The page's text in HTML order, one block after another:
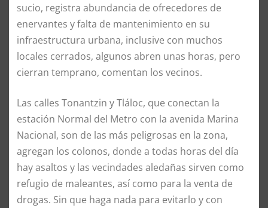
sucio, registra abundancia de ofrecedores de
enervantes y falta de mantenimiento en su
infraestructura urbana, inclusive con muchos
locales cerrados, algunos abren unas horas, pero
cierran temprano, comentan los vecinos.
Las calles Tonantzin y Tláloc, que conectan la
estación Normal del Metro con la avenida Marina
Nacional, son de las más peligrosas en la zona,
agregan los colonos, donde a todas horas del día
hay asaltos y las vecindades aledañas sirven como
refugio de maleantes, así como para la venta de
drogas. Sin que haga nada para evitarlo y con